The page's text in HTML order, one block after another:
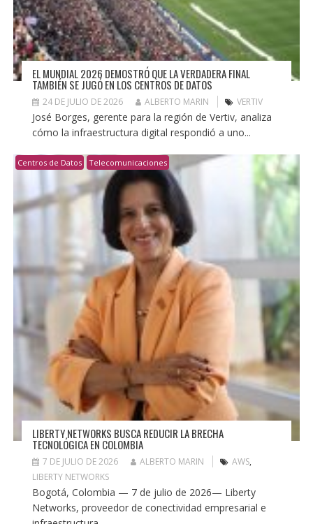
EL MUNDIAL 2026 DEMOSTRÓ QUE LA VERDADERA FINAL
TAMBIÉN SE JUGÓ EN LOS CENTROS DE DATOS
24 DE JULIO DE 2026 ALBERTO MARIN VERTIV
José Borges, gerente para la región de Vertiv, analiza
cómo la infraestructura digital respondió a uno...
Centros de Datos Telecomunicaciones
LIBERTY NETWORKS BUSCA REDUCIR LA BRECHA
TECNOLÓGICA EN COLOMBIA
7 DE JULIO DE 2026 ALBERTO MARIN AWS,
LIBERTY NETWORKS
Bogotá, Colombia — 7 de julio de 2026— Liberty
Networks, proveedor de conectividad empresarial e